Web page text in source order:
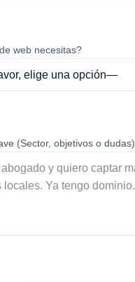
web necesitas?
(Sector, objetivos o dudas)